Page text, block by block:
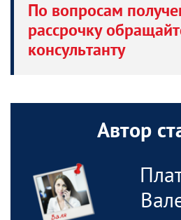
По вопросам
рассрочку
консультанту
Автор